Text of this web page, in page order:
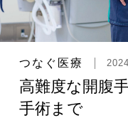
つなぐ医療
高難度な開腹
手術まで